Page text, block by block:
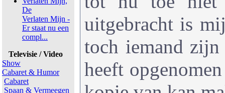
De
Verlaten Mijn -
Er staat nu een
compl...
Televisie / Video
Show
Cabaret & Humor
Cabaret
Spaan & Vermeegen
uitgebracht is
toch iemand zijn
heeft